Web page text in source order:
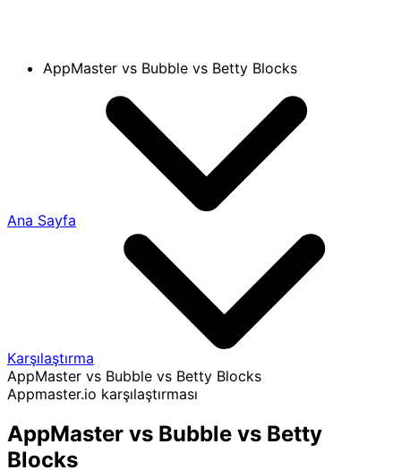
AppMaster vs Bubble vs Betty Blocks
Ana Sayfa
Karşılaştırma
AppMaster vs Bubble vs Betty Blocks
Appmaster.io karşılaştırması
AppMaster vs Bubble vs Betty
Blocks